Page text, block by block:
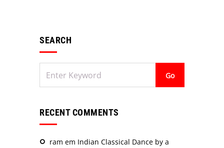
SEARCH
RECENT COMMENTS
ram em Indian Classical Dance by a